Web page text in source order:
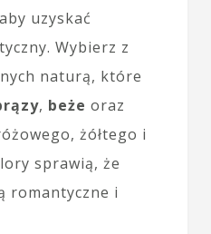
uzyskać
Wybierz z
naturą, które
, beże oraz
żółtego i
sprawią, że
romantyczne i